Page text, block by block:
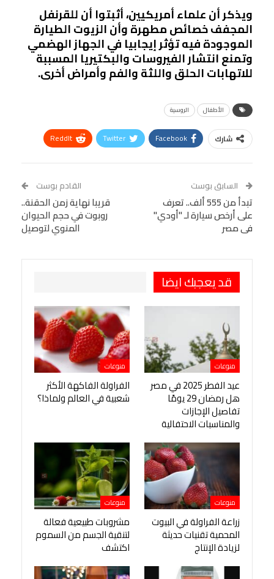
ويذكر أن علماء أمريكيين، أثبتوا أن للقرنفل
المجفف خصائص مطهرة وأن الزيوت الطيارة
الموجودة فيه تؤثر إيجابيا في الجهاز الهضمي
وتمنع انتشار الفيروسات والبكتيريا المسببة
للاتهابات الحلق واللثة والفم وأمراض أخرى.
الأطفال الروسية
شارك Facebook
Twitter
ReddIt
Tumblr
البريد الإلكتروني
VK
Digg
LINE
BlackBerry
Viber
السابق بوست
تبدأ من 555 ألف.. تعرف
على أرخص سيارة لـ "أودي"
فى مصر
القادم بوست
قريبا نهاية زمن الحقنة..
روبوت في حجم الحيوان
المنوي لتوصيل
قد يعجبك ايضا
منوعات
عيد الفطر 2025 في مصر
هل رمضان 29 يومًا
تفاصيل الإجازات
والمناسبات الاحتفالية
منوعات
الفراولة الفاكهة الأكثر
شعبية في العالم ولماذا؟
منوعات
زراعة الفراولة في البيوت
المحمية تقنيات حديثة
لزيادة الإنتاج
منوعات
مشروبات طبيعية فعالة
لتنقية الجسم من السموم
اكتشف